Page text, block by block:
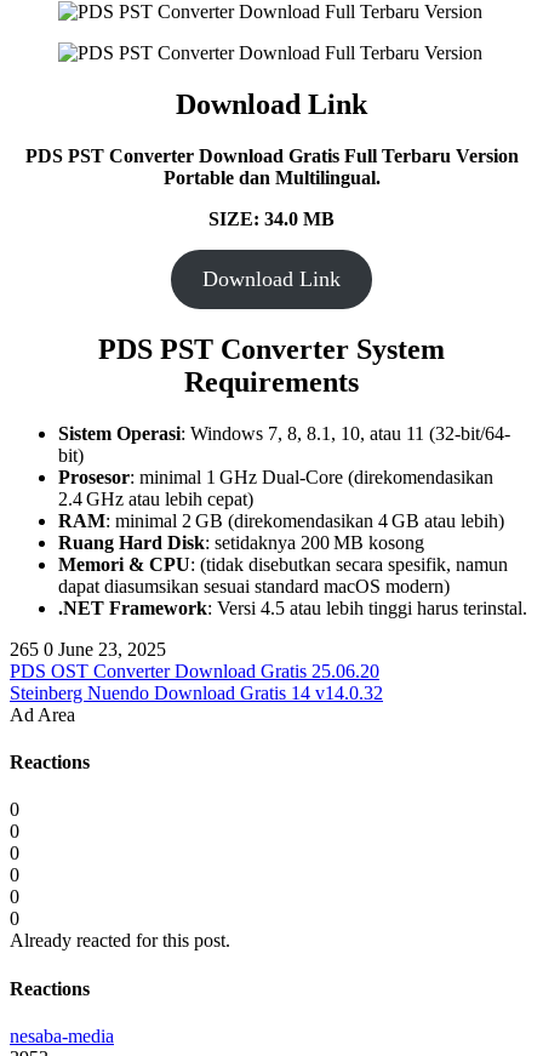
Download Link
PDS PST Converter Download Gratis Full Terbaru Version
Portable dan Multilingual.
SIZE: 34.0 MB
Download Link
PDS PST Converter System
Requirements
Sistem Operasi: Windows 7, 8, 8.1, 10, atau 11 (32-bit/64-
bit)
Prosesor: minimal 1 GHz Dual-Core (direkomendasikan
2.4 GHz atau lebih cepat)
RAM: minimal 2 GB (direkomendasikan 4 GB atau lebih)
Ruang Hard Disk: setidaknya 200 MB kosong
Memori & CPU: (tidak disebutkan secara spesifik, namun
dapat diasumsikan sesuai standard macOS modern)
.NET Framework: Versi 4.5 atau lebih tinggi harus terinstal.
265 0 June 23, 2025
PDS OST Converter Download Gratis 25.06.20
Steinberg Nuendo Download Gratis 14 v14.0.32
Ad Area
Reactions
0
0
0
0
0
0
Already reacted for this post.
Reactions
nesaba-media